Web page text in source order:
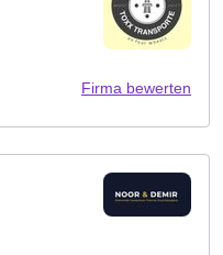
Firma bewerten